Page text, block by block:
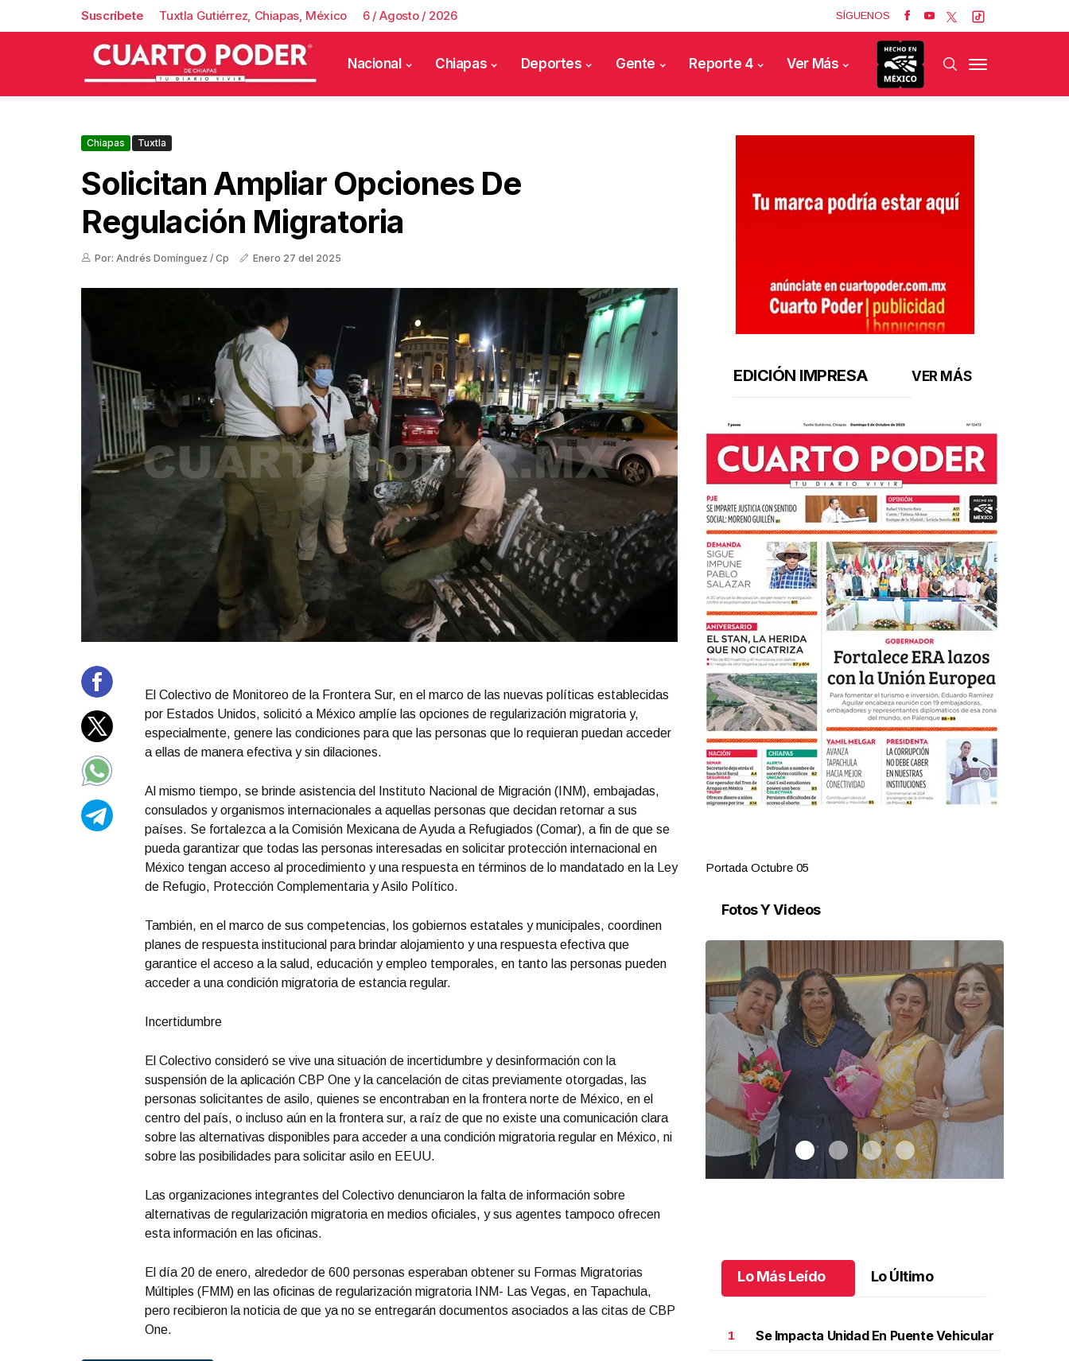
Suscríbete Tuxtla Gutiérrez, Chiapas, México 6 / Agosto / 2026 SÍGUENOS
Nacional Chiapas Deportes Gente Reporte 4 Ver Más
Chiapas Tuxtla
Solicitan Ampliar Opciones De
Regulación Migratoria
Por: Andrés Domínguez / Cp Enero 27 del 2025
El Colectivo de Monitoreo de la Frontera Sur, en el marco de las nuevas políticas establecidas
por Estados Unidos, solicitó a México amplíe las opciones de regularización migratoria y,
especialmente, genere las condiciones para que las personas que lo requieran puedan acceder
a ellas de manera efectiva y sin dilaciones.
Al mismo tiempo, se brinde asistencia del Instituto Nacional de Migración (INM), embajadas,
consulados y organismos internacionales a aquellas personas que decidan retornar a sus
países. Se fortalezca a la Comisión Mexicana de Ayuda a Refugiados (Comar), a fin de que se
pueda garantizar que todas las personas interesadas en solicitar protección internacional en
México tengan acceso al procedimiento y una respuesta en términos de lo mandatado en la Ley
de Refugio, Protección Complementaria y Asilo Político.
También, en el marco de sus competencias, los gobiernos estatales y municipales, coordinen
planes de respuesta institucional para brindar alojamiento y una respuesta efectiva que
garantice el acceso a la salud, educación y empleo temporales, en tanto las personas pueden
acceder a una condición migratoria de estancia regular.
Incertidumbre
El Colectivo consideró se vive una situación de incertidumbre y desinformación con la
suspensión de la aplicación CBP One y la cancelación de citas previamente otorgadas, las
personas solicitantes de asilo, quienes se encontraban en la frontera norte de México, en el
centro del país, o incluso aún en la frontera sur, a raíz de que no existe una comunicación clara
sobre las alternativas disponibles para acceder a una condición migratoria regular en México, ni
sobre las posibilidades para solicitar asilo en EEUU.
Las organizaciones integrantes del Colectivo denunciaron la falta de información sobre
alternativas de regularización migratoria en medios oficiales, y sus agentes tampoco ofrecen
esta información en las oficinas.
El día 20 de enero, alrededor de 600 personas esperaban obtener su Formas Migratorias
Múltiples (FMM) en las oficinas de regularización migratoria INM- Las Vegas, en Tapachula,
pero recibieron la noticia de que ya no se entregarán documentos asociados a las citas de CBP
One.
EDICIÓN IMPRESA VER MÁS
Portada Octubre 02 Portada Octubre 05
Fotos Y Videos
Lo Más Leído Lo Último
1 Se Impacta Unidad En Puente Vehicular